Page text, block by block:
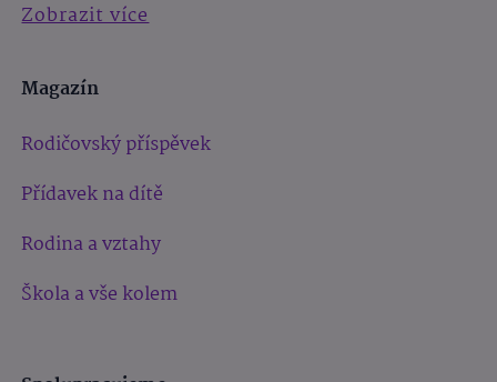
Zobrazit více
Magazín
Rodičovský příspěvek
Přídavek na dítě
Rodina a vztahy
Škola a vše kolem